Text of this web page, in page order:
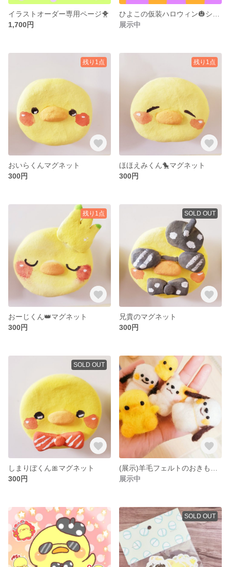
イラストオーダー専用ページ🐥
1,700円
展示中
残り1点
おいらくんマグネット
300円
残り1点
ほほえみくん🐤マグネット
300円
残り1点
おーじくん👑マグネット
300円
SOLD OUT
兄貴のマグネット
300円
SOLD OUT
しまりぼくん🎀マグネット
300円
展示中
SOLD OUT